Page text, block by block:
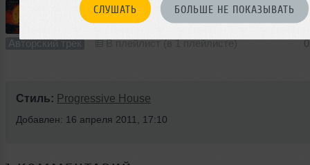
СЛУШАТЬ БОЛЬШЕ НЕ ПОКАЗЫВАТЬ
1764 раза 1 10 MB, 320
Авторский трек В плейлист (в 1 плейлисте)
Стиль: Progressive House
Добавлен: 16 апреля 2011, 17:10